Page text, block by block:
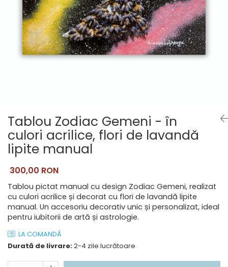
Pictate
Tablou Zodiac Gemeni - în
culori acrilice, flori de lavandă
lipite manual
300,00 RON
Tablou pictat manual cu design Zodiac Gemeni, realizat
cu culori acrilice și decorat cu flori de lavandă lipite
manual. Un accesoriu decorativ unic și personalizat, ideal
pentru iubitorii de artă și astrologie.
LA COMANDĂ
Durată de livrare:2-4 zile lucrătoare